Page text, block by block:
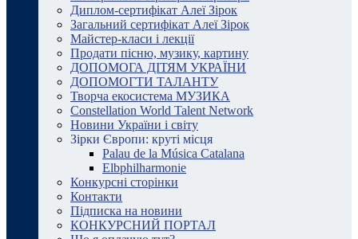
Диплом-сертифікат Алеї Зірок
Загальний сертифікат Алеї Зірок
Майстер-класи і лекції
Продати пісню, музику, картину
ДОПОМОГА ДІТЯМ УКРАЇНИ
ДОПОМОГТИ ТАЛАНТУ
Творча екосистема МУЗИКА
Constellation World Talent Network
Новини України і світу
Зірки Європи: круті місця
Palau de la Música Catalana
Elbphilharmonie
Конкурсні сторінки
Контакти
Підписка на новини
КОНКУРСНИЙ ПОРТАЛ